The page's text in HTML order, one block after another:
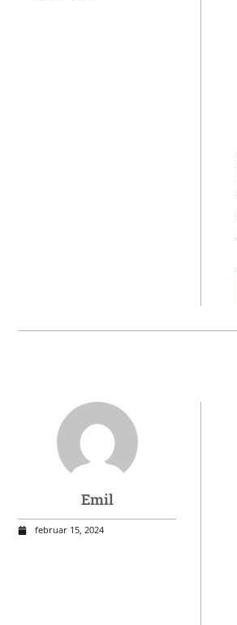
Emil
februar 15, 2024